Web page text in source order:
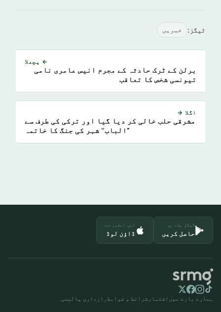
ٹیگز: خبريں
← پچھلا
برلن کے ٹرک حادثہ کے مجرم انیس عامری نامی
تیونسی شخص کا تعاقب
اگلا →
مشرقی حلب خالی کر دیا گیا اور ترکی کی طرف سے
"الباب” شہر کی جنگ کا خاتمہ
گوگل پلے پر
حاصل کریں
ایپ اسٹور سے
ڈاؤن لوڈ
ہمارے بارے میں اشتہار شرائط و ضوابط رازداری پالیسی